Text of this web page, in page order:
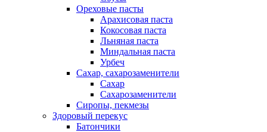
Ореховые пасты
Арахисовая паста
Кокосовая паста
Льняная паста
Миндальная паста
Урбеч
Сахар, сахарозаменители
Сахар
Сахарозаменители
Сиропы, пекмезы
Здоровый перекус
Батончики